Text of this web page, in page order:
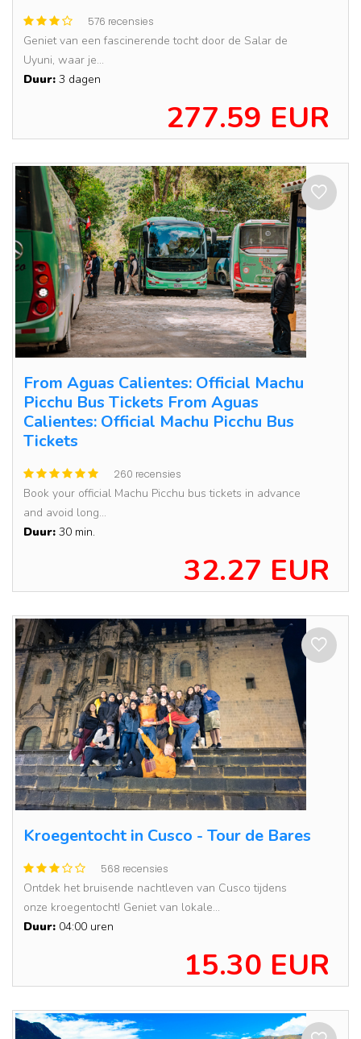
576 recensies
Geniet van een fascinerende tocht door de Salar de
Uyuni, waar je...
Duur: 3 dagen
277.59 EUR
From Aguas Calientes: Official Machu
Picchu Bus Tickets From Aguas
Calientes: Official Machu Picchu Bus
Tickets
260 recensies
Book your official Machu Picchu bus tickets in advance
and avoid long...
Duur: 30 min.
32.27 EUR
Kroegentocht in Cusco - Tour de Bares
568 recensies
Ontdek het bruisende nachtleven van Cusco tijdens
onze kroegentocht! Geniet van lokale...
Duur: 04:00 uren
15.30 EUR